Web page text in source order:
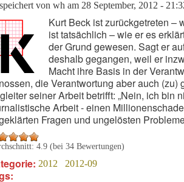
von wh am 28 September, 2012 -
Kurt Beck ist zurückgetreten –
ist tatsächlich – wie er es
der Grund gewesen. Sagt er
deshalb gegangen, weil er
Macht ihre Basis in der
die Verantwortung aber auch
seiner Arbeit betrifft: „Nein, ich bin
Arbeit - einen
Fragen und ungelösten
4.9 (bei 34 Bewertungen)
2012 2012-09